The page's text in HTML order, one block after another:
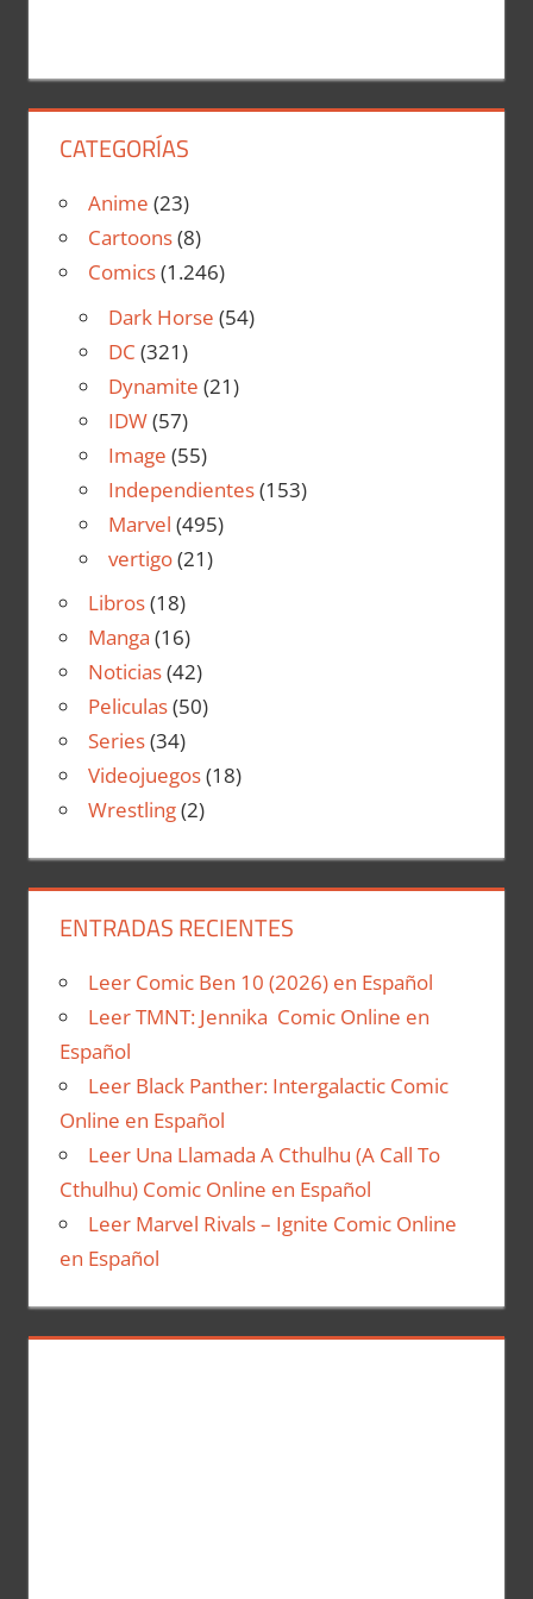
CATEGORÍAS
Anime (23)
Cartoons(8)
Comics(1.246)
Dark Horse (54)
DC (321)
Dynamite (21)
IDW(57)
Image (55)
Independientes(153)
Marvel (495)
vertigo(21)
Libros(18)
Manga (16)
Noticias(42)
Peliculas(50)
Series(34)
Videojuegos(18)
Wrestling(2)
ENTRADAS RECIENTES
Leer Comic Ben 10 (2026) en Español
Leer TMNT: Jennika Comic Online en
Español
Leer Black Panther: Intergalactic Comic
Online en Español
Leer Una Llamada A Cthulhu (A Call To
Cthulhu) Comic Online en Español
Leer Marvel Rivals – Ignite Comic Online
en Español